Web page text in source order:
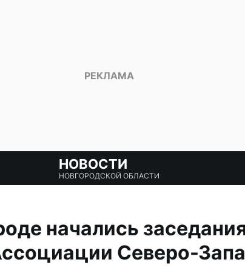
НОВОСТИ
НОВГОРОДСКОЙ ОБЛАСТИ
начались
Северо-